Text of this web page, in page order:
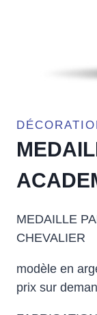
MEDAILLE
CHEVALIER
modèle en
prix sur